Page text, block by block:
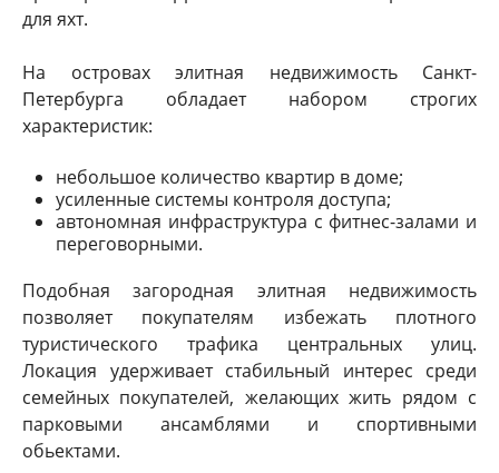
для яхт.
На островах элитная недвижимость Санкт-
Петербурга обладает набором строгих
характеристик:
небольшое количество квартир в доме;
усиленные системы контроля доступа;
автономная инфраструктура с фитнес-залами и
переговорными.
Подобная загородная элитная недвижимость
позволяет покупателям избежать плотного
туристического трафика центральных улиц.
Локация удерживает стабильный интерес среди
семейных покупателей, желающих жить рядом с
парковыми ансамблями и спортивными
обьектами.